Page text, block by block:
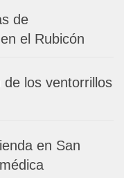
de
el Rubicón
de los ventorrillos
en San